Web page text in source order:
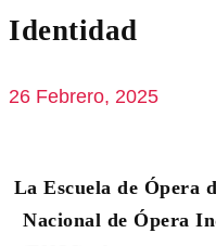
Identidad
26 Febrero, 2025
La Escuela de Ópera
Nacional de Ópera